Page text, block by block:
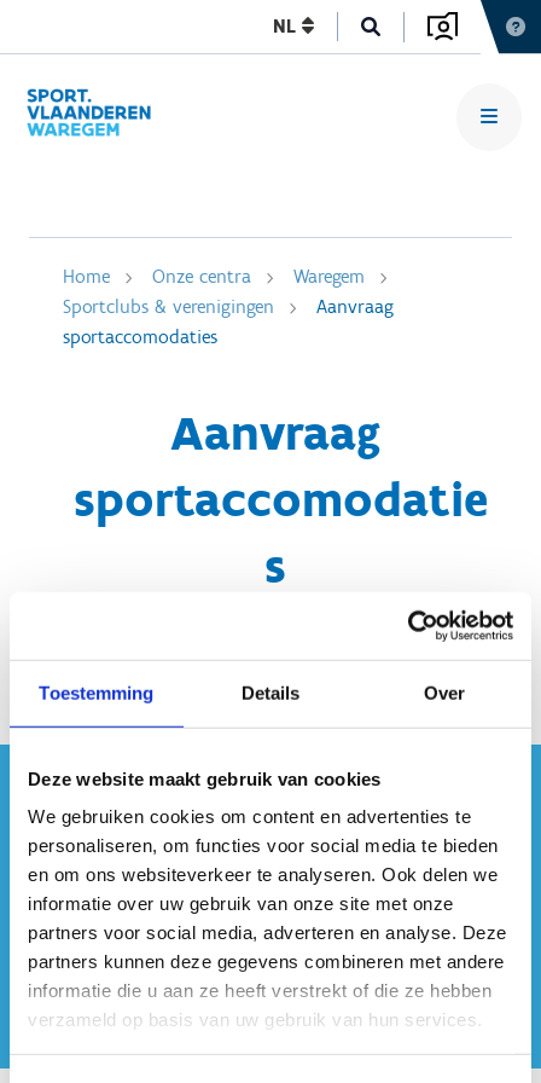
Toestemming Details Over
Deze website maakt gebruik van cookies
We gebruiken cookies om content en advertenties te
personaliseren, om functies voor social media te bieden
en om ons websiteverkeer te analyseren. Ook delen we
informatie over uw gebruik van onze site met onze
partners voor social media, adverteren en analyse. Deze
partners kunnen deze gegevens combineren met andere
informatie die u aan ze heeft verstrekt of die ze hebben
verzameld op basis van uw gebruik van hun services.
NL
Home Onze centra
Waregem
Sportclubs & verenigingen
Aanvraag
sportaccomodaties
Aanvraag
sportaccomodatie
s
#sportersbelevenmeer
ook op sociale media